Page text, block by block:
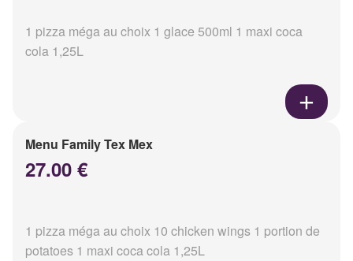
1 pizza méga au choix 1 glace 500ml 1 maxi coca
cola 1,25L
Menu Family Tex Mex
27.00 €
1 pizza méga au choix 10 chicken wings 1 portion de
potatoes 1 maxi coca cola 1,25L